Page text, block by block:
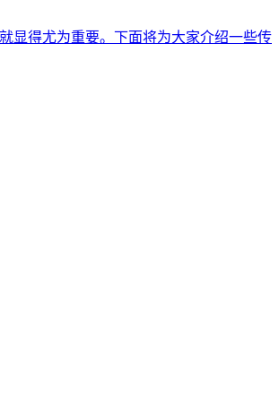
显得尤为重要。下面将为大家介绍一些传